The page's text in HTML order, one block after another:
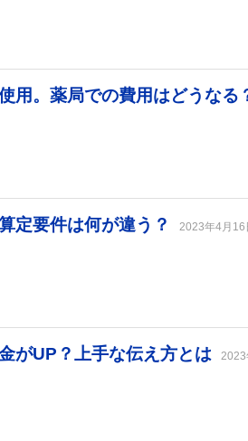
用。薬局での費用はどうなる
定要件は何が違う？ 2023年4月16
がUP？上手な伝え方とは 2023